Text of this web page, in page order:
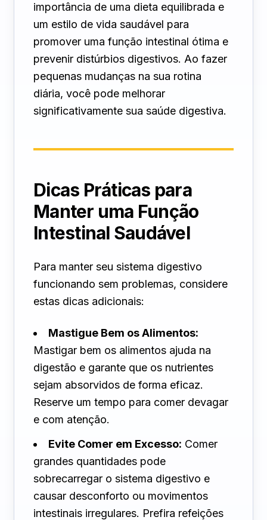
importância de uma dieta equilibrada e
um estilo de vida saudável para
promover uma função intestinal ótima e
prevenir distúrbios digestivos. Ao fazer
pequenas mudanças na sua rotina
diária, você pode melhorar
significativamente sua saúde digestiva.
Dicas Práticas para
Manter uma Função
Intestinal Saudável
Para manter seu sistema digestivo
funcionando sem problemas, considere
estas dicas adicionais:
Mastigue Bem os Alimentos:
Mastigar bem os alimentos ajuda na
digestão e garante que os nutrientes
sejam absorvidos de forma eficaz.
Reserve um tempo para comer devagar
e com atenção.
Evite Comer em Excesso: Comer
grandes quantidades pode
sobrecarregar o sistema digestivo e
causar desconforto ou movimentos
intestinais irregulares. Prefira refeições